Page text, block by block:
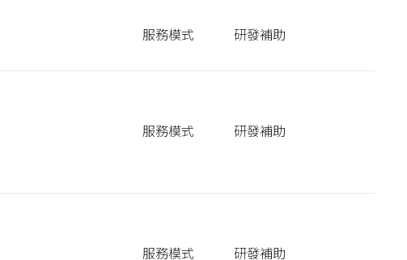
服務模式 研發補助
服務模式 研發補助
服務模式 研發補助